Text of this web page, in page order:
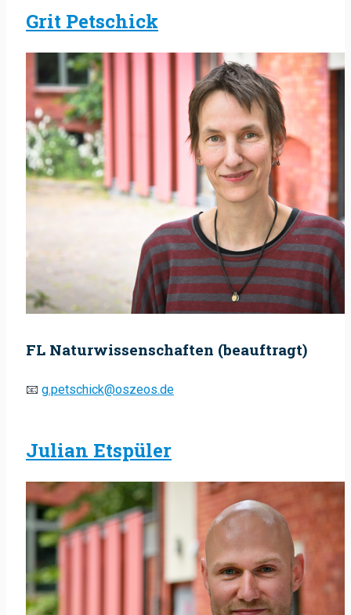
Grit Petschick
FL Naturwissenschaften (beauftragt)
📧 g.petschick@oszeos.de
Julian Etspüler